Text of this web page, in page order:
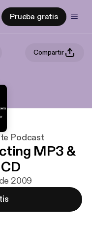
Prueba gratis
Compartir
Podcast
MP3 &
2009